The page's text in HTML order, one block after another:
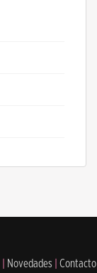
Novedades
Contacto